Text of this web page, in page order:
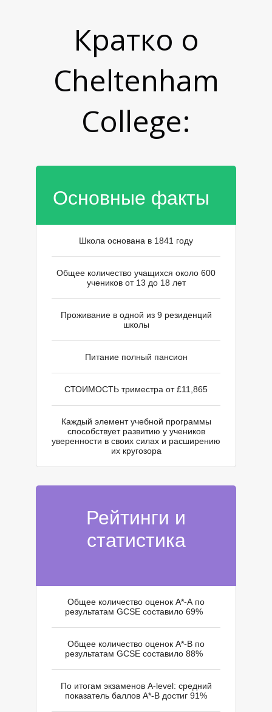
Г
П
Кратко о
Cheltenham
College:
Основные факты
Школа основана в 1841 году
Общее количество учащихся около 600
учеников от 13 до 18 лет
Проживание в одной из 9 резиденций
школы
Питание полный пансион
СТОИМОСТЬ триместра от £11,865
Каждый элемент учебной программы
способствует развитию у учеников
уверенности в своих силах и расширению
их кругозора
Рейтинги и
статистика
Общее количество оценок A*-A по
результатам GCSE составило 69%
Общее количество оценок A*-В по
результатам GCSE составило 88%
По итогам экзаменов A-level: средний
показатель баллов A*-B достиг 91%